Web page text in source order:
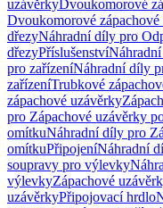
uzávěrkyDvoukomorové
Dvoukomorové
dřezyNáhradní díly pro
dřezyPříslušenství
pro zařízeníNáhradní díly
zařízeníTrubkové
zápachové uzávěrky
pro Zápachové uzávěrky
omítkuNáhradní díly pro
omítkuPřipojeníNáhradní
soupravy pro výlevky
výlevkyZápachové
uzávěrkyPřipojovací hrdlo